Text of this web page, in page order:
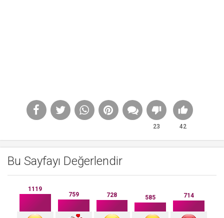
23 42
Bu Sayfayı Değerlendir
1119
759 728 585 714